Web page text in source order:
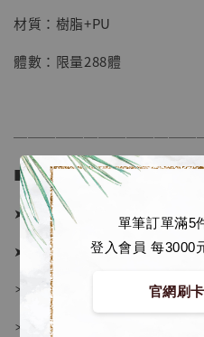
單筆訂單滿5
登入會員 每3000
官網刷
材質：樹脂+PU
體數：限量288體
■ 販售資訊 (NT$)：
➤ A/B版本價格 4580元 (訂金
➤ C/D版本價格 7180元 (訂金
＊ 國際運費另計
＊ 刷卡免手續費